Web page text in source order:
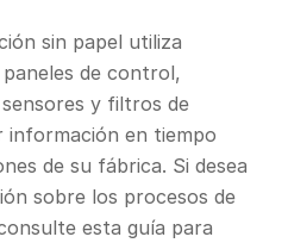
sin papel utiliza
de control,
y filtros de
en tiempo
de su fábrica. Si desea
sobre los procesos de
esta guía para